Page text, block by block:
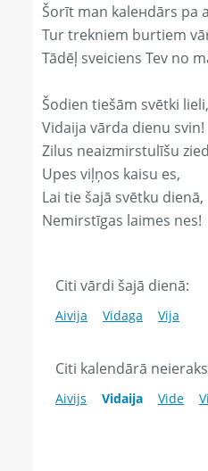
Šorīt man kaleнdārs pa
Tur trekniem burtiem
Tādēļ sveiciens Tev no
Šodien tiešām svētki lieli,
Vidaija vārda dienu svin!
Zilus neaizmirstulīšu
Upes viļņos kaisu es,
Lai tie šajā svētku dienā,
Nemirstīgas laimes nes!
Citi vārdi šajā dienā:
Aivija Vidaga Vija
Citi kalendārā
Aivijs Vidaija Vide